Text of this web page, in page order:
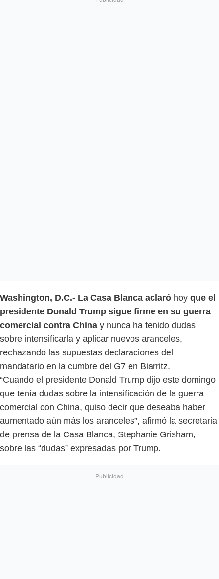
Washington, D.C.- La Casa Blanca aclaró hoy que el
presidente Donald Trump sigue firme en su guerra
comercial contra China y nunca ha tenido dudas
sobre intensificarla y aplicar nuevos aranceles,
rechazando las supuestas declaraciones del
mandatario en la cumbre del G7 en Biarritz.
“Cuando el presidente Donald Trump dijo este domingo
que tenía dudas sobre la intensificación de la guerra
comercial con China, quiso decir que deseaba haber
aumentado aún más los aranceles”, afirmó la secretaria
de prensa de la Casa Blanca, Stephanie Grisham,
sobre las “dudas” expresadas por Trump.